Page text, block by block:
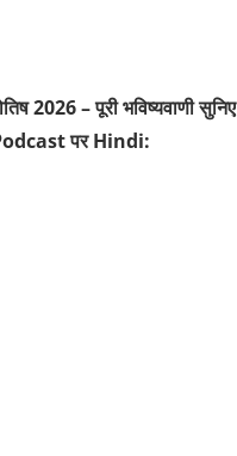
2026 – पूरी भविष्यवाणी सुनिए
पर Hindi: